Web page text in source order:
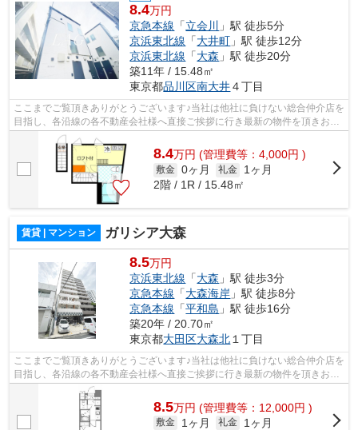
8.4万円
京急本線 「立会川 」駅 徒歩5分
京浜東北線 「大井町 」駅 徒歩12分
京浜東北線 「大森 」駅 徒歩20分
築11年 / 15.48㎡
東京都品川区南大井４丁目
ここまでご覧頂きありがとうございます♪当社は他社に負けない総合仲介店を
目指し、各沿線の各不動産会社様へ直接ご挨拶に行き最新の物件を頂きお客
様へ提供しております！最新の情報は...
8.4万円 (管理費等：4,000円 )
敷金 0ヶ月 礼金
1ヶ月
2階 / 1R / 15.48㎡
賃貸 | マンション ガリシア大森
8.5万円
京浜東北線 「大森 」駅 徒歩3分
京急本線 「大森海岸 」駅 徒歩8分
京急本線 「平和島 」駅 徒歩16分
築20年 / 20.70㎡
東京都大田区大森北１丁目
ここまでご覧頂きありがとうございます♪当社は他社に負けない総合仲介店を
目指し、各沿線の各不動産会社様へ直接ご挨拶に行き最新の物件を頂きお客
様へ提供しております！最新の情報は...
8.5万円 (管理費等：12,000円 )
敷金 1ヶ月 礼金
1ヶ月